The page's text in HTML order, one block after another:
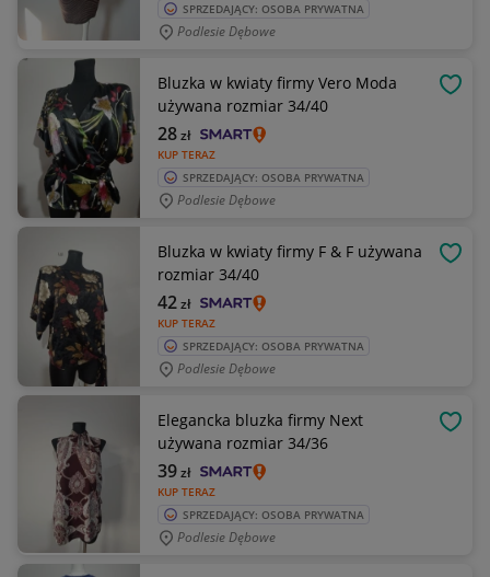
SPRZEDAJĄCY: OSOBA PRYWATNA
Podlesie Dębowe
Bluzka w kwiaty firmy Vero Moda
używana rozmiar 34/40
KUP TERAZ
28zł
SPRZEDAJĄCY: OSOBA PRYWATNA
Podlesie Dębowe
Bluzka w kwiaty firmy F & F używana
rozmiar 34/40
KUP TERAZ
42zł
SPRZEDAJĄCY: OSOBA PRYWATNA
Podlesie Dębowe
Elegancka bluzka firmy Next
używana rozmiar 34/36
KUP TERAZ
39zł
SPRZEDAJĄCY: OSOBA PRYWATNA
Podlesie Dębowe